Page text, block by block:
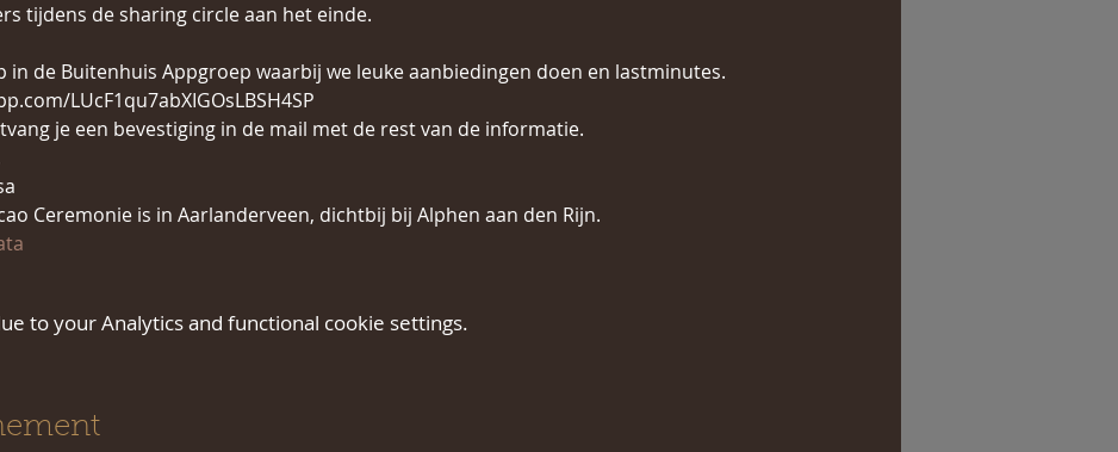
tijdens de sharing circle aan het einde.
in de Buitenhuis Appgroep waarbij we leuke aanbiedingen doen en lastminutes.
LUcF1qu7abXIGOsLBSH4SP
je een bevestiging in de mail met de rest van de informatie.
Ceremonie is in Aarlanderveen, dichtbij bij Alphen aan den Rijn.
to your Analytics and functional cookie settings.